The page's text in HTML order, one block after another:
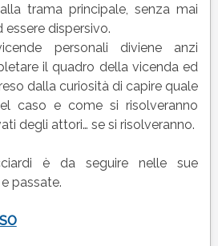
trama principale, senza mai
essere dispersivo.
personali diviene anzi
il quadro della vicenda ed
dalla curiosità di capire quale
caso e come si risolveranno
degli attori… se si risolveranno.
è da seguire nelle sue
passate.